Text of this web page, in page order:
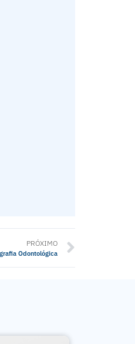
PRÓXIMO
Odontológica